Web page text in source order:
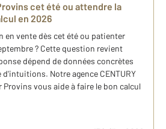
cet été ou attendre la
en 2026
en vente dès cet été ou patienter
? Cette question revient
dépend de données concrètes
Notre agence CENTURY
vous aide à faire le bon calcul